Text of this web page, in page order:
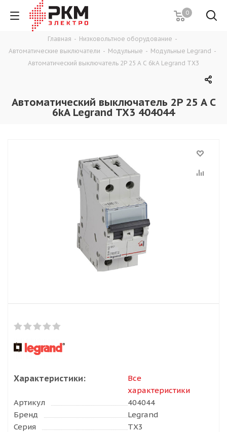
0
Главная - Низковольтное оборудование -
Автоматические выключатели - Модульные - Модульные Legrand -
Автоматический выключатель 2P 25 A C 6kA Legrand TX3
Автоматический выключатель 2P 25 A C
6kA Legrand TX3 404044
Характеристики:
Все
характеристики
Артикул
404044
Бренд
Legrand
Серия
TX3